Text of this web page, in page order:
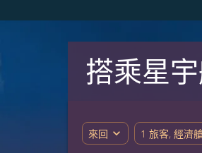
搭乘星
來回 expand_more 1 旅客, 經濟